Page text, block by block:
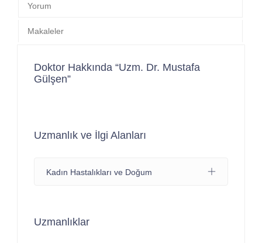
Yorum
Makaleler
Doktor Hakkında “Uzm. Dr. Mustafa
Gülşen”
Uzmanlık ve İlgi Alanları
Kadın Hastalıkları ve Doğum
Uzmanlıklar